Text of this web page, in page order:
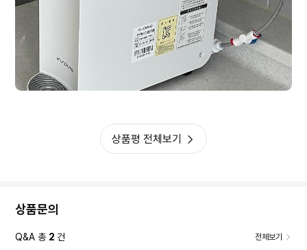
상품평 전체보기
상품문의
Q&A 총 2 건 전체보기